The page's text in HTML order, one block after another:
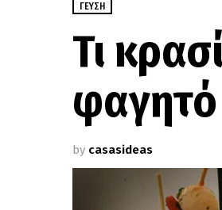
ΓΕΎΣΗ
Τι
by casasideas